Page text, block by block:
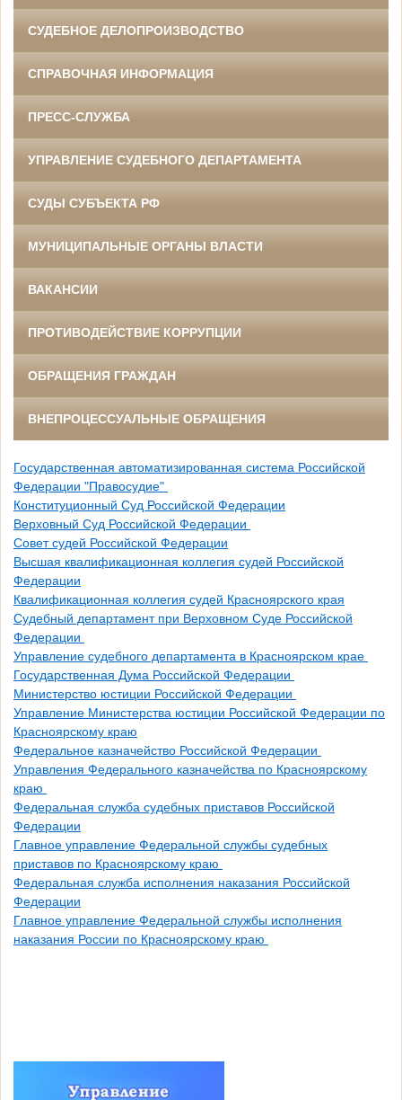
СУДЕБНОЕ ДЕЛОПРОИЗВОДСТВО
СПРАВОЧНАЯ ИНФОРМАЦИЯ
ПРЕСС-СЛУЖБА
УПРАВЛЕНИЕ СУДЕБНОГО ДЕПАРТАМЕНТА
СУДЫ СУБЪЕКТА РФ
МУНИЦИПАЛЬНЫЕ ОРГАНЫ ВЛАСТИ
ВАКАНСИИ
ПРОТИВОДЕЙСТВИЕ КОРРУПЦИИ
ОБРАЩЕНИЯ ГРАЖДАН
ВНЕПРОЦЕССУАЛЬНЫЕ ОБРАЩЕНИЯ
Государственная автоматизированная система Российской
Федерации "Правосудие"
Конституционный Суд Российской Федерации
Верховный Суд Российской Федерации
Совет судей Российской Федерации
Высшая квалификационная коллегия судей Российской
Федерации
Квалификационная коллегия судей Красноярского края
Судебный департамент при Верховном Суде Российской
Федерации
Управление судебного департамента в Красноярском крае
Государственная Дума Российской Федерации
Министерство юстиции Российской Федерации
Управление Министерства юстиции Российской Федерации по
Красноярскому краю
Федеральное казначейство Российской Федерации
Управления Федерального казначейства по Красноярскому
краю
Федеральная служба судебных приставов Российской
Федерации
Главное управление Федеральной службы судебных
приставов по Красноярскому краю
Федеральная служба исполнения наказания Российской
Федерации
Главное управление Федеральной службы исполнения
наказания России по Красноярскому краю